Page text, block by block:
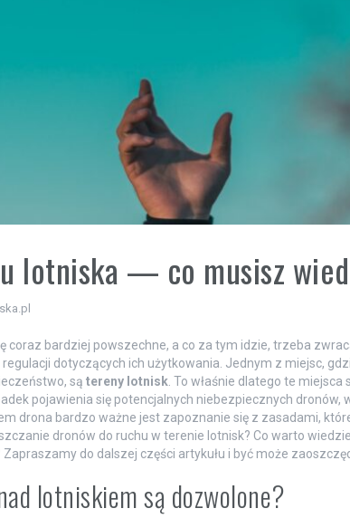
lotniska — co musisz
coraz bardziej powszechne, a co za tym idzie, trzeba
dotyczących ich użytkowania. Jednym z miejsc,
są tereny lotnisk. To właśnie dlatego te miejsca
pojawienia się potencjalnych niebezpiecznych dronów,
drona bardzo ważne jest zapoznanie się z zasadami,
dronów do ruchu w terenie lotnisk? Co warto
do dalszej części artykułu i być może
lotniskiem są dozwolone?